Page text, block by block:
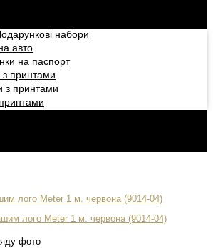
набори
авто
на паспорт
принтами
з принтами
лого Meter 1 м. червона (9014-04)
фото